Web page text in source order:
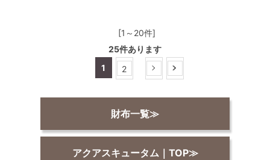
[1～20件]
25件あります
1
2
財布一覧≫
アクアスキュータム｜TOP≫